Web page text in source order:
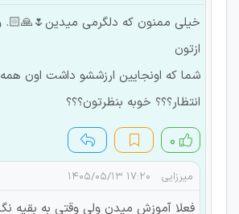
خیلی ممنون که دلگرمی میدین🌷🙏🏻.
ازتون
شما که اونجایین ارزششو داشت اون
انتظار؟؟؟ خوبه بنظرتون؟؟؟
۰
میرزایی ۱۷:۲۰ ۱۴۰۵/۰۵/۱۳
فعلا آموزش میدن ولی وقتی به بقیه